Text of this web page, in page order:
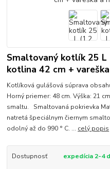
Smaltovaný kotlík 25
kotlina 42 cm +
Kotlíková gulášová súprava
Horný priemer: 48 cm. Výška: 21
smaltu. Smaltovaná pokrievka
natretá špeciálnym čiernym
odolný až do 990 ° C. ... celý popis
Dostupnosť expedícia 2-4